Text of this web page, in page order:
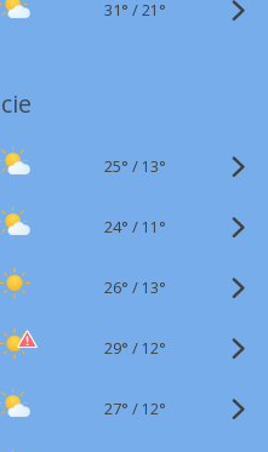
31° /21°
25° / 13°
24° / 11°
26° / 13°
29° / 12°
27° / 12°